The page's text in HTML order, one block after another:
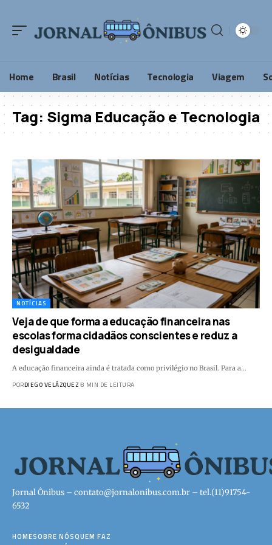
Home Brasil Notícias Tecnologia Viagem
Tag: Sigma Educação e Tecnologia
NOTÍCIAS
Veja de que forma a educação financeira nas
escolas forma cidadãos conscientes e reduz a
desigualdade
A educação financeira ainda é tratada como privilégio no Brasil. Para a…
PORDIEGO VELÁZQUEZ 8 MIN DE LEITURA
Jornal Ônibus – contato@jornalonibus.com.br – tel.(11)91754-
6532
HOMESOBRE NÓSQUEM FAZ